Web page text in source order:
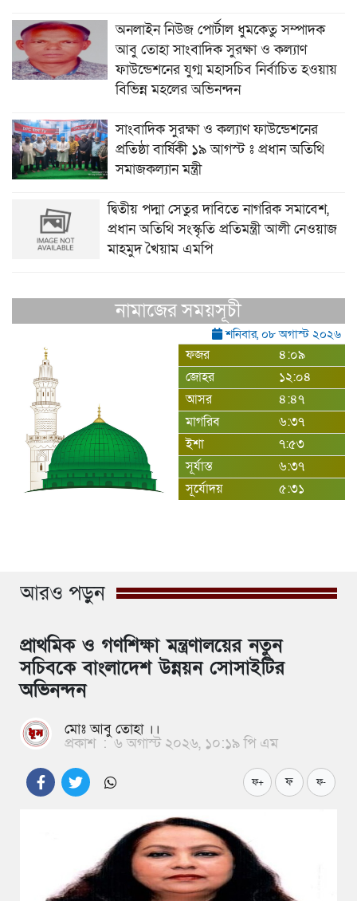
অনলাইন নিউজ পোর্টাল ধুমকেতু সম্পাদক
আবু তোহা সাংবাদিক সুরক্ষা ও কল্যাণ
ফাউন্ডেশনের যুগ্ম মহাসচিব নির্বাচিত হওয়ায়
বিভিন্ন মহলের অভিনন্দন
সাংবাদিক সুরক্ষা ও কল্যাণ ফাউন্ডেশনের
প্রতিষ্ঠা বার্ষিকী ১৯ আগস্ট ঃ প্রধান অতিথি
সমাজকল্যান মন্ত্রী
দ্বিতীয় পদ্মা সেতুর দাবিতে নাগরিক সমাবেশ,
প্রধান অতিথি সংস্কৃতি প্রতিমন্ত্রী আলী নেওয়াজ
মাহমুদ খৈয়াম এমপি
নামাজের সময়সূচী
শনিবার, ০৮ অগাস্ট ২০২৬
ফজর
৪:০৯
জোহর
১২:০৪
আসর
৪:৪৭
মাগরিব
৬:৩৭
ইশা
৭:৫৩
সূর্যাস্ত
৬:৩৭
সূর্যোদয়
৫:৩১
আরও পড়ুন
প্রাথমিক ও গণশিক্ষা মন্ত্রণালয়ের নতুন
সচিবকে বাংলাদেশ উন্নয়ন সোসাইটির
অভিনন্দন
মোঃ আবু তোহা ।।
প্রকাশ : ৬ অগাস্ট ২০২৬, ১০:১৯ পি এম
ফ+ ফ ফ-